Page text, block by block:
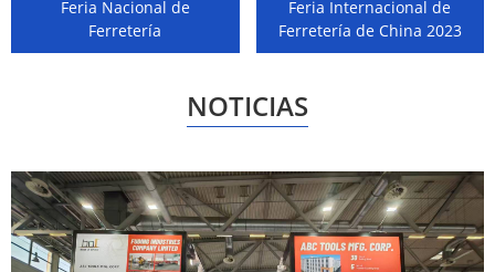
Feria Nacional de
Ferretería
Feria Internacional de
Ferretería de China 2023
NOTICIAS